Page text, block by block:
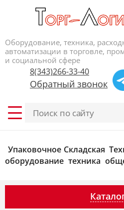
Оборудование, техника,
автоматизации в торговле,
и социальной сфере
8(343)266-33-40
Обратный звонок
Упаковочное
оборудование
Складская
техника